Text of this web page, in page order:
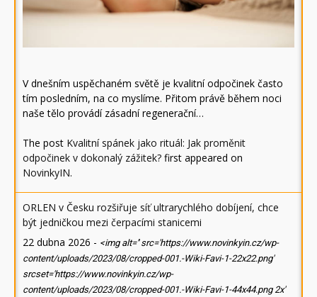
V dnešním uspěchaném světě je kvalitní odpočinek často
tím posledním, na co myslíme. Přitom právě během noci
naše tělo provádí zásadní regenerační…
The post Kvalitní spánek jako rituál: Jak proměnit
odpočinek v dokonalý zážitek? first appeared on
NovinkyIN.
ORLEN v Česku rozšiřuje síť ultrarychlého dobíjení, chce
být jedničkou mezi čerpacími stanicemi
22 dubna 2026 - <img alt='' src='https://www.novinkyin.cz/wp-
content/uploads/2023/08/cropped-001.-Wiki-Favi-1-22x22.png'
srcset='https://www.novinkyin.cz/wp-
content/uploads/2023/08/cropped-001.-Wiki-Favi-1-44x44.png 2x'